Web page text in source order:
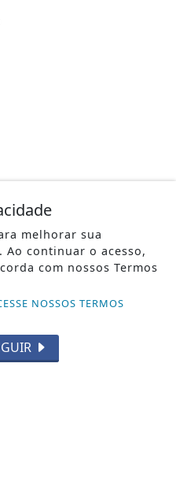
melhorar sua
Ao continuar o acesso,
com nossos Termos
NOSSOS TERMOS